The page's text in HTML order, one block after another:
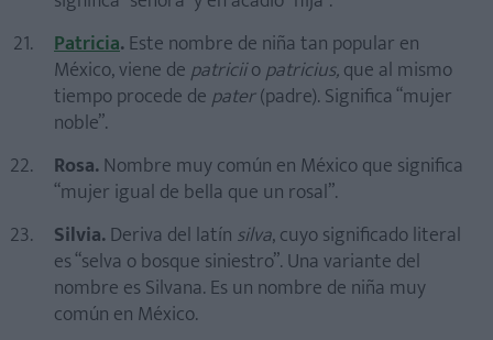
Patricia.Este nombre de niña tan popular en
México, viene depatriciiopatricius,que al mismo
tiempo procede depater(padre). Significa “mujer
noble”.
Rosa.Nombre muy común en México que significa
“mujer igual de bella que un rosal”.
Silvia.Deriva del latín silva, cuyo significado literal
es “selva o bosque siniestro”. Una variante del
nombre es Silvana. Es un nombre de niña muy
común en México.